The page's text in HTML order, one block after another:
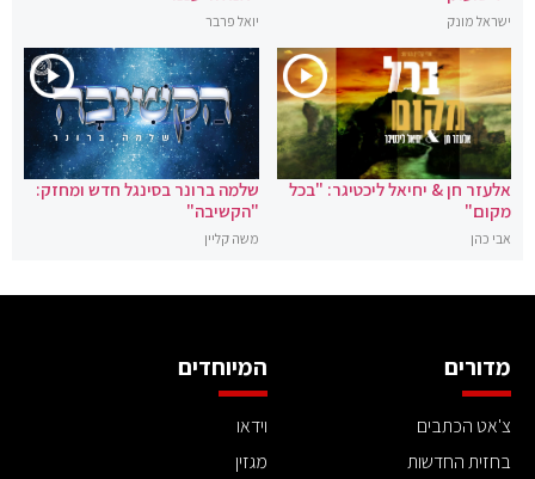
ישראל מונק יואל פרבר
אלעזר חן & יחיאל ליכטיגר: "בכל
מקום"
אבי כהן
שלמה ברונר בסינגל חדש ומחזק:
"הקשיבה"
משה קליין
מדורים
צ'אט הכתבים
בחזית החדשות
המיוחדים
וידאו
מגזין